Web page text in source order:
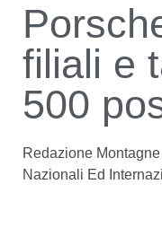
filiali e
500
Redazione
Nazionali Ed